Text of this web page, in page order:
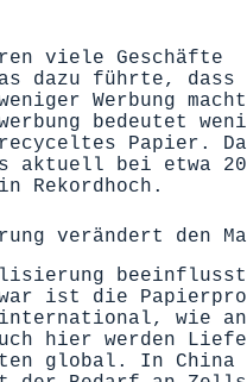
viele Geschäfte
dazu führte, dass
Werbung
bedeutet
Papier.
aktuell bei etwa
Rekordhoch.
verändert den
beeinflusst
ist die
wie
hier werden
global. In China